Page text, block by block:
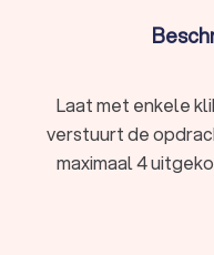
Hurdegaryp te
en beoordelingen
gecertificeerde
kan helpen bij het
Laat met enkele
verstuurt de
maximaal 4